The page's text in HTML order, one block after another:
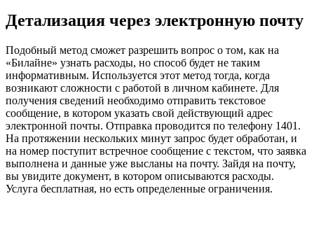
Детализация через электронную почту
Подобный метод сможет разрешить вопрос о том, как на
«Билайне» узнать расходы, но способ будет не таким
информативным. Используется этот метод тогда, когда
возникают сложности с работой в личном кабинете. Для
получения сведений необходимо отправить текстовое
сообщение, в котором указать свой действующий адрес
электронной почты. Отправка проводится по телефону 1401.
На протяжении нескольких минут запрос будет обработан, и
на номер поступит встречное сообщение с текстом, что заявка
выполнена и данные уже высланы на почту. Зайдя на почту,
вы увидите документ, в котором описываются расходы.
Услуга бесплатная, но есть определенные ограничения.